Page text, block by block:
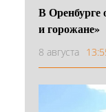
В Оренбурге
и горожане»
8 августа